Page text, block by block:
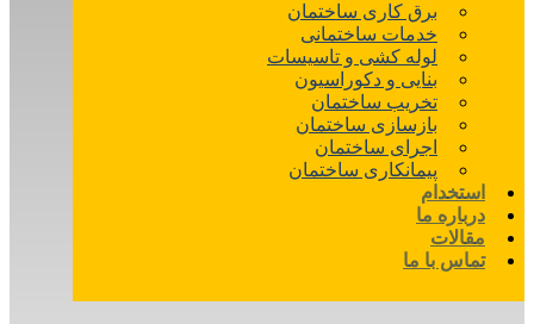
برق کاری ساختمان
خدمات ساختمانی
لوله کشی و تاسیسات
بنایی و دکوراسیون
تخریب ساختمان
بازسازی ساختمان
اجرای ساختمان
پیمانکاری ساختمان
استخدام
درباره ما
مقالات
تماس با ما